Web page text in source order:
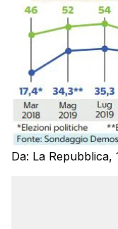
Da: La Repubblica,